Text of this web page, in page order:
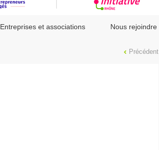
Entreprises et associations Nous rejoindre
Précédent